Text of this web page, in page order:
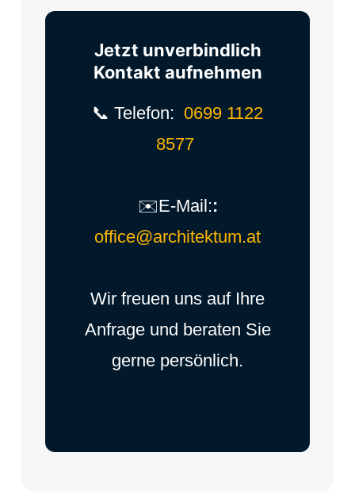
Jetzt unverbindlich
Kontakt aufnehmen
📞 Telefon: 0699 1122
8577
✉️E-Mail::
office@architektum.at
Wir freuen uns auf Ihre
Anfrage und beraten Sie
gerne persönlich.